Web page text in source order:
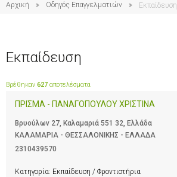
Αρχική Οδηγός Επαγγελματιών Εκπαίδευση
Εκπαίδευση
Βρέθηκαν 627 αποτελέσματα
ΠΡΙΣΜΑ - ΠΑΝΑΓΟΠΟΥΛΟΥ ΧΡΙΣΤΙΝΑ
Βρυούλων 27, Καλαμαριά 551 32, Ελλάδα
ΚΑΛΑΜΑΡΙΑ - ΘΕΣΣΑΛΟΝΙΚΗΣ - ΕΛΛΑΔΑ
2310439570
Κατηγορία: Εκπαίδευση / Φροντιστήρια